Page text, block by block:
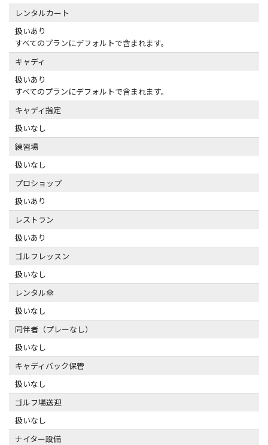
レンタルカート
扱いあり
すべてのプランにデフォルトで含まれます。
キャディ
扱いあり
すべてのプランにデフォルトで含まれます。
キャディ指定
扱いなし
練習場
扱いなし
プロショップ
扱いあり
レストラン
扱いあり
ゴルフレッスン
扱いなし
レンタル傘
扱いなし
同伴者（プレーなし）
扱いなし
キャディバック保管
扱いなし
ゴルフ場送迎
扱いなし
ナイター設備